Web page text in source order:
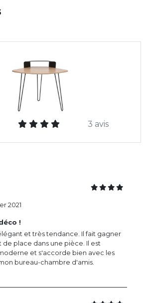
3 avis
!
et très tendance. Il fait gagner
place dans une pièce. Il est
et s'accorde bien avec les
bureau-chambre d'amis.
2021